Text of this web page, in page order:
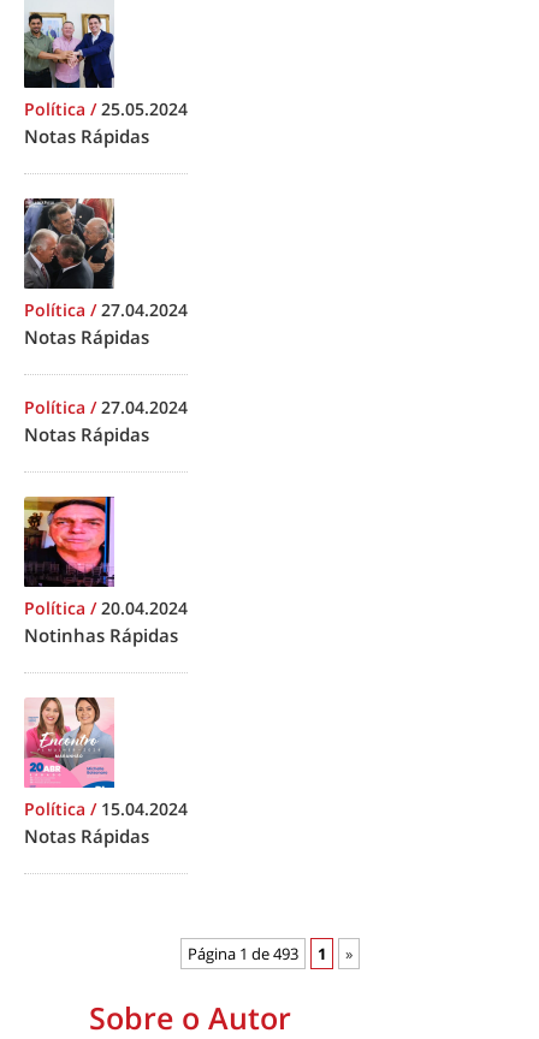
Política /25.05.2024
Notas Rápidas
Política /27.04.2024
Notas Rápidas
Política /27.04.2024
Notas Rápidas
Política /20.04.2024
Notinhas Rápidas
Política / 15.04.2024
Notas Rápidas
Página 1 de 493 1 »
Sobre o Autor